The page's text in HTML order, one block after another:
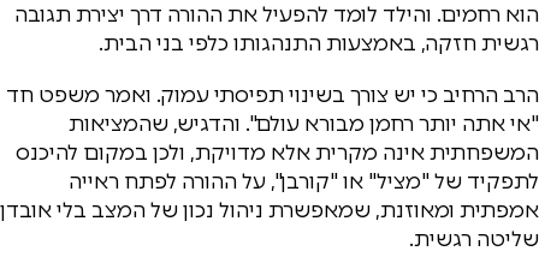
הוא רחמים. והילד לומד להפעיל את ההורה דרך יצירת תגובה
רגשית חזקה, באמצעות התנהגותו כלפי בני הבית.
הרב הרחיב כי יש צורך בשינוי תפיסתי עמוק. ואמר משפט חד
"אי אתה יותר רחמן מבורא עולם". והדגיש, שהמציאות
המשפחתית אינה מקרית אלא מדויקת, ולכן במקום להיכנס
לתפקיד של "מציל" או "קורבן", על ההורה לפתח ראייה
אמפתית ומאוזנת, שמאפשרת ניהול נכון של המצב בלי אובדן
שליטה רגשית.